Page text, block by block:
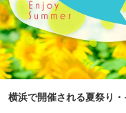
横浜で開催される夏祭り